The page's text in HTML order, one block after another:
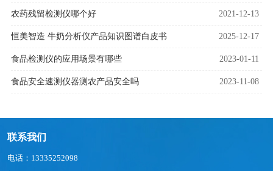
农药残留检测仪哪个好 2021-12-13
恒美智造 牛奶分析仪产品知识图谱白皮书 2025-12-17
食品检测仪的应用场景有哪些 2023-01-11
食品安全速测仪器测农产品安全吗 2023-11-08
联系我们
电话：13335252098